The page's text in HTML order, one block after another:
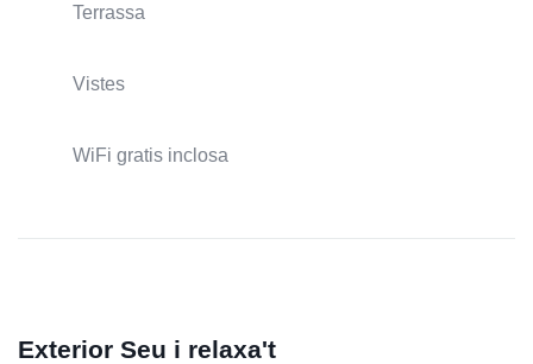
Terrassa
Vistes
WiFi gratis inclosa
Exterior Seu i relaxa't